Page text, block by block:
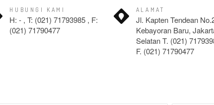
HUBUNGI KAMI
H: - , T: (021) 71793985 , F:
(021) 71790477
ALAMAT
Jl. Kapten Tendean
Kebayoran Baru,
Selatan T. (021)
F. (021) 71790477